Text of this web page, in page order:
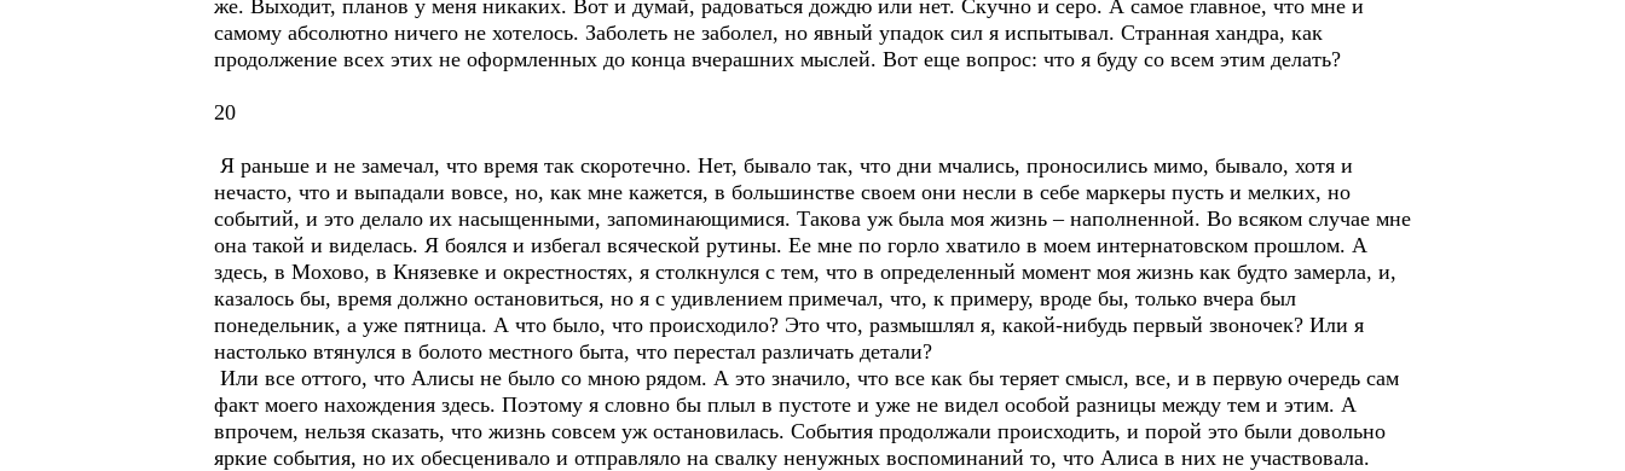
же. Выходит, планов у меня никаких. Вот и думай, радоваться дождю или нет. Скучно и серо. А самое главное, что мне и
самому абсолютно ничего не хотелось. Заболеть не заболел, но явный упадок сил я испытывал. Странная хандра, как
продолжение всех этих не оформленных до конца вчерашних мыслей. Вот еще вопрос: что я буду со всем этим делать?
20
Я раньше и не замечал, что время так скоротечно. Нет, бывало так, что дни мчались, проносились мимо, бывало, хотя и
нечасто, что и выпадали вовсе, но, как мне кажется, в большинстве своем они несли в себе маркеры пусть и мелких, но
событий, и это делало их насыщенными, запоминающимися. Такова уж была моя жизнь – наполненной. Во всяком случае мне
она такой и виделась. Я боялся и избегал всяческой рутины. Ее мне по горло хватило в моем интернатовском прошлом. А
здесь, в Мохово, в Князевке и окрестностях, я столкнулся с тем, что в определенный момент моя жизнь как будто замерла, и,
казалось бы, время должно остановиться, но я с удивлением примечал, что, к примеру, вроде бы, только вчера был
понедельник, а уже пятница. А что было, что происходило? Это что, размышлял я, какой-нибудь первый звоночек? Или я
настолько втянулся в болото местного быта, что перестал различать детали?
Или все оттого, что Алисы не было со мною рядом. А это значило, что все как бы теряет смысл, все, и в первую очередь сам
факт моего нахождения здесь. Поэтому я словно бы плыл в пустоте и уже не видел особой разницы между тем и этим. А
впрочем, нельзя сказать, что жизнь совсем уж остановилась. События продолжали происходить, и порой это были довольно
яркие события, но их обесценивало и отправляло на свалку ненужных воспоминаний то, что Алиса в них не участвовала.